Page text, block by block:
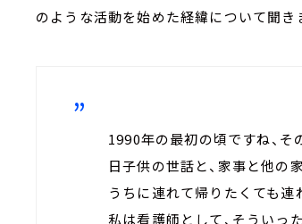
のような活動を始めた経緯について聞き
1990年の最初の頃ですね、
日子供の世話と、家事と他の
うちに連れて帰りたくても連
私は看護師として、そういっ